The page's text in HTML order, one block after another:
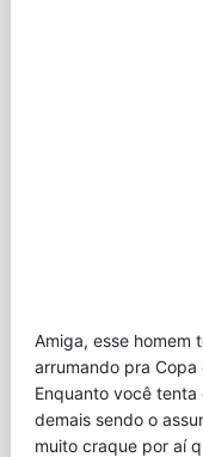
Amiga, esse homem
arrumando pra
Enquanto você
demais sendo o
muito craque por aí